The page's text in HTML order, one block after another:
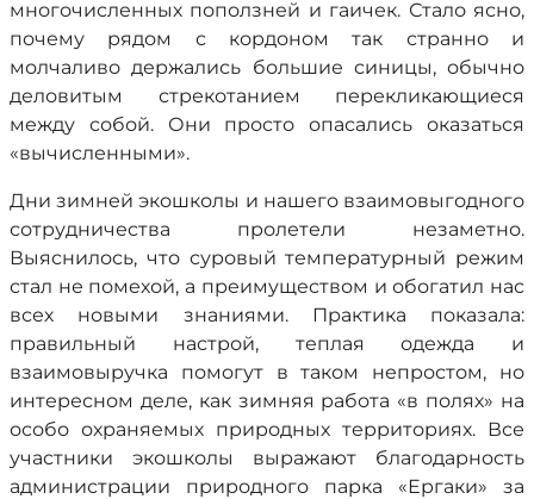
многочисленных поползней и гаичек. Стало ясно,
почему рядом с кордоном так странно и
молчаливо держались большие синицы, обычно
деловитым стрекотанием перекликающиеся
между собой. Они просто опасались оказаться
«вычисленными».
Дни зимней экошколы и нашего взаимовыгодного
сотрудничества пролетели незаметно.
Выяснилось, что суровый температурный режим
стал не помехой, а преимуществом и обогатил нас
всех новыми знаниями. Практика показала:
правильный настрой, теплая одежда и
взаимовыручка помогут в таком непростом, но
интересном деле, как зимняя работа «в полях» на
особо охраняемых природных территориях. Все
участники экошколы выражают благодарность
администрации природного парка «Ергаки» за